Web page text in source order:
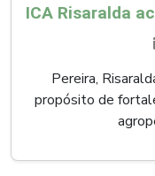
Pereira,
propósito de